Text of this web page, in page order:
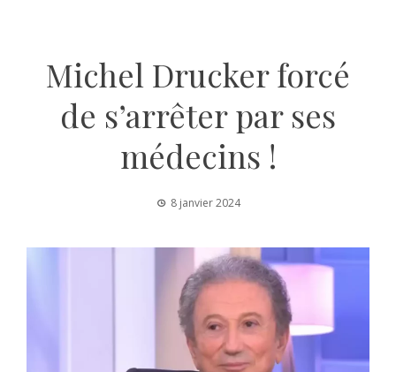
Michel Drucker forcé
de s’arrêter par ses
médecins !
8 janvier 2024